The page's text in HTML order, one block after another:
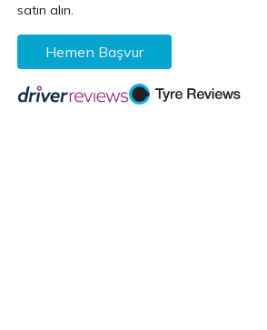
satın alın.
Hemen Başvur